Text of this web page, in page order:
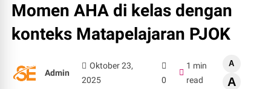
Momen AHA di kelas dengan
konteks Matapelajaran PJOK
Admin
Oktober 23,
2025
0
1 min
read
A
A